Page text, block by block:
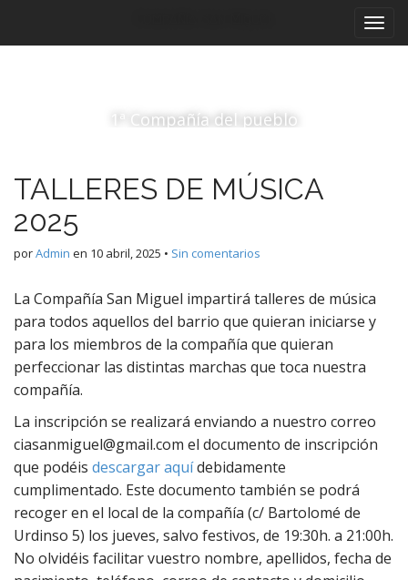
l
1ª Compañía del pueblo
TALLERES DE MÚSICA
2025
porAdmin en 10 abril, 2025 • Sin comentarios
La Compañía San Miguel impartirá talleres de música
para todos aquellos del barrio que quieran iniciarse y
para los miembros de la compañía que quieran
perfeccionar las distintas marchas que toca nuestra
compañía.
La inscripción se realizará enviando a nuestro correo
ciasanmiguel@gmail.com el documento de inscripción
que podéis descargar aquídebidamente
cumplimentado. Este documento también se podrá
recoger en el local de la compañía (c/ Bartolomé de
Urdinso 5) los jueves, salvo festivos, de 19:30h. a 21:00h.
No olvidéis facilitar vuestro nombre, apellidos, fecha de